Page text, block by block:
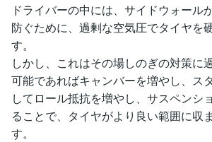
ドライバーの中には、サイドウォール
防ぐために、過剰な空気圧でタイヤを
す。
しかし、これはその場しのぎの対策に
可能であればキャンバーを増やし、ス
してロール抵抗を増やし、サスペンシ
ることで、タイヤがより良い範囲に収
す。